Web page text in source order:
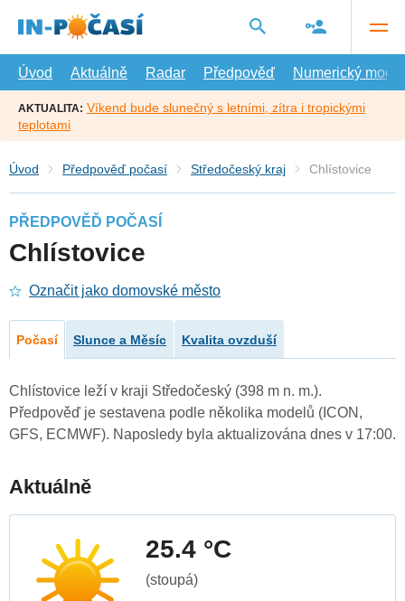
hlavní
Úvod
Aktuálně Radar Předpověď Numerický model
AKTUALITA: Víkend bude slunečný s letními, zítra i tropickými
teplotami
Úvod Předpověď počasí Středočeský kraj Chlístovice
PŘEDPOVĚĎ POČASÍ
Chlístovice
Označit jako domovské město
Počasí Slunce a Měsíc Kvalita ovzduší
Chlístovice leží v kraji Středočeský (398 m n. m.).
Předpověď je sestavena podle několika modelů (ICON,
GFS, ECMWF). Naposledy byla aktualizována dnes v 17:00.
Aktuálně
25.4 °C
(stoupá)